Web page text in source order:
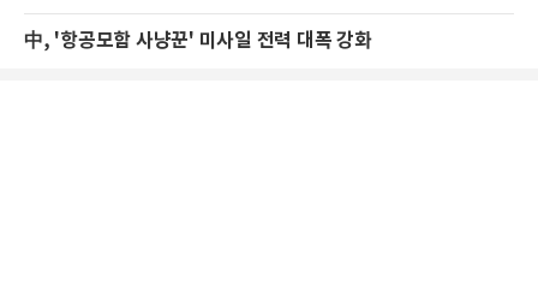
中, '항공모함 사냥꾼' 미사일 전력 대폭 강화